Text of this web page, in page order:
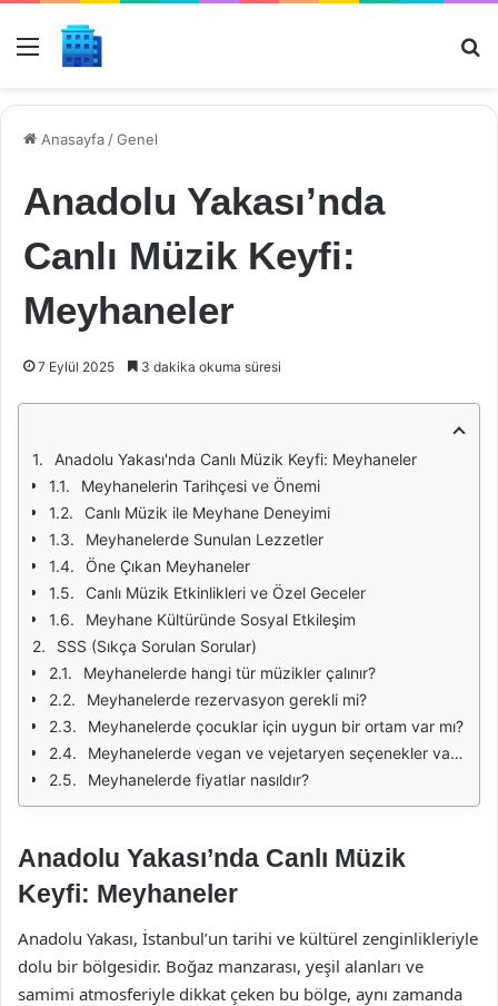
Menü
Anasayfa /Genel
Anadolu Yakası’nda
Canlı Müzik Keyfi:
Meyhaneler
7 Eylül 2025 3 dakika okuma süresi
Anadolu Yakası'nda Canlı Müzik Keyfi: Meyhaneler
Meyhanelerin Tarihçesi ve Önemi
Canlı Müzik ile Meyhane Deneyimi
Meyhanelerde Sunulan Lezzetler
Öne Çıkan Meyhaneler
Canlı Müzik Etkinlikleri ve Özel Geceler
Meyhane Kültüründe Sosyal Etkileşim
SSS (Sıkça Sorulan Sorular)
Meyhanelerde hangi tür müzikler çalınır?
Meyhanelerde rezervasyon gerekli mi?
Meyhanelerde çocuklar için uygun bir ortam var mı?
Meyhanelerde vegan ve vejetaryen seçenekler var mı?
Meyhanelerde fiyatlar nasıldır?
Anadolu Yakası’nda Canlı Müzik
Keyfi: Meyhaneler
Anadolu Yakası, İstanbul’un tarihi ve kültürel zenginlikleriyle
dolu bir bölgesidir. Boğaz manzarası, yeşil alanları ve
samimi atmosferiyle dikkat çeken bu bölge, aynı zamanda